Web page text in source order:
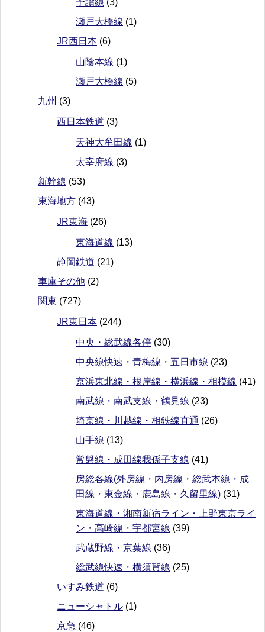
予讃線 (3)
瀬戸大橋線 (1)
JR西日本 (6)
山陰本線 (1)
瀬戸大橋線 (5)
九州 (3)
西日本鉄道 (3)
天神大牟田線 (1)
太宰府線 (3)
新幹線 (53)
東海地方 (43)
JR東海 (26)
東海道線 (13)
静岡鉄道 (21)
車庫その他 (2)
関東 (727)
JR東日本 (244)
中央・総武線各停 (30)
中央線快速・青梅線・五日市線 (23)
京浜東北線・根岸線・横浜線・相模線 (41)
南武線・南武支線・鶴見線 (23)
埼京線・川越線・相鉄線直通 (26)
山手線 (13)
常磐線・成田線我孫子支線 (41)
房総各線(外房線・内房線・総武本線・成
田線・東金線・鹿島線・久留里線) (31)
東海道線・湘南新宿ライン・上野東京ライ
ン・高崎線・宇都宮線 (39)
武蔵野線・京葉線 (36)
総武線快速・横須賀線 (25)
いすみ鉄道 (6)
ニューシャトル (1)
京急 (46)